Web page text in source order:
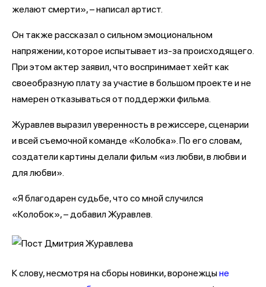
желают смерти», – написал артист.
Он также рассказал о сильном эмоциональном
напряжении, которое испытывает из-за происходящего.
При этом актер заявил, что воспринимает хейт как
своеобразную плату за участие в большом проекте и не
намерен отказываться от поддержки фильма.
Журавлев выразил уверенность в режиссере, сценарии
и всей съемочной команде «Колобка». По его словам,
создатели картины делали фильм «из любви, в любви и
для любви».
«Я благодарен судьбе, что со мной случился
«Колобок», – добавил Журавлев.
К слову, несмотря на сборы новинки, воронежцыне